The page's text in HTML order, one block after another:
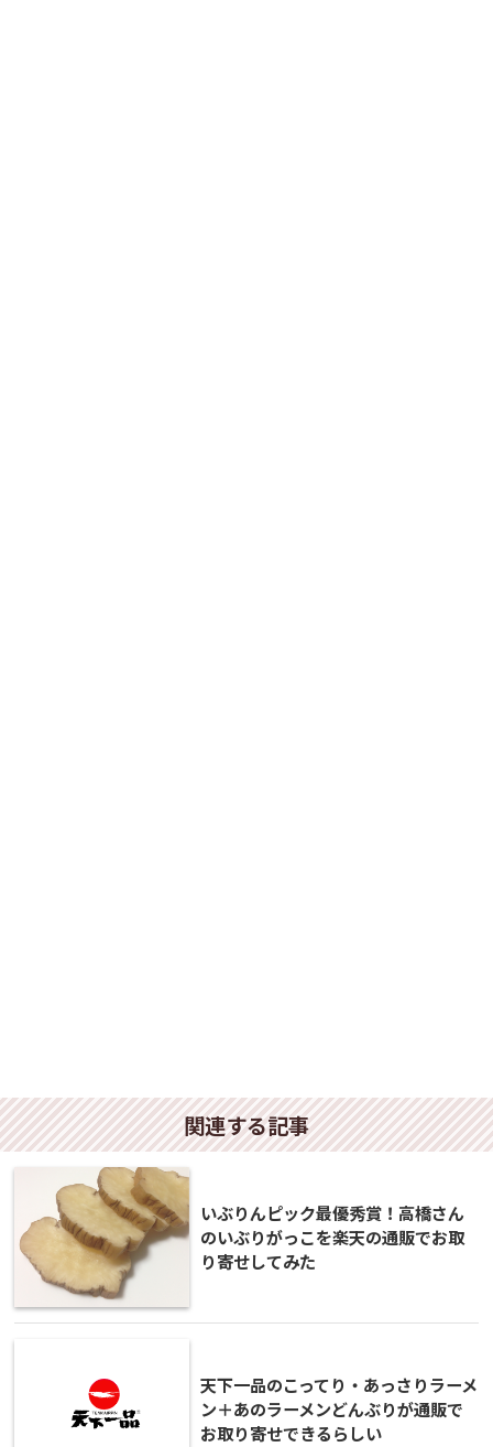
関連する記事
いぶりんピック最優秀賞！高橋さん
のいぶりがっこを楽天の通販でお取
り寄せしてみた
天下一品のこってり・あっさりラーメ
ン＋あのラーメンどんぶりが通販で
お取り寄せできるらしい